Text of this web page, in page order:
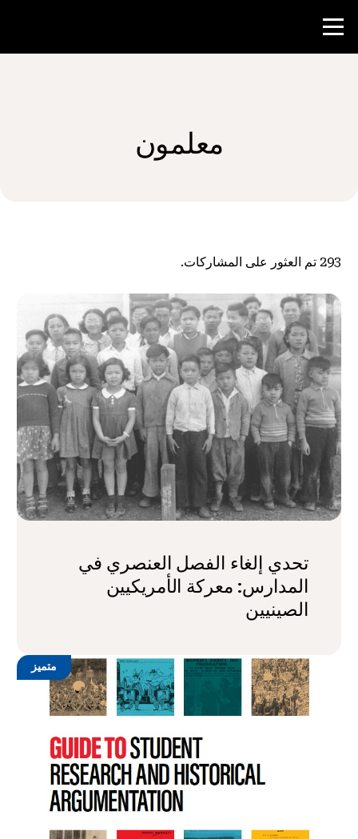
موارد المعلم
شارك
معلمون
293 تم العثور على المشاركات.
تحدي إلغاء الفصل العنصري في
المدارس: معركة الأمريكيين
الصينيين
متميز